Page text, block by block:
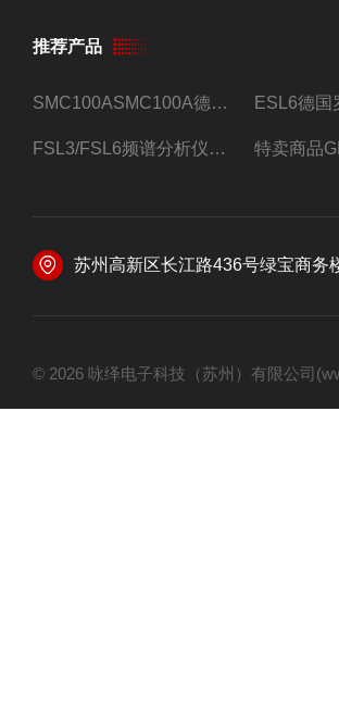
推荐产品
SMC100ASMC100A德国罗德与施瓦茨射频信号源
FSL3/FSL6频谱分析仪FSL3/FSL6罗德与施瓦茨
苏州高新区长江路436号绿宝商务
© 2026 咏绎电子科技（苏州）有限公司